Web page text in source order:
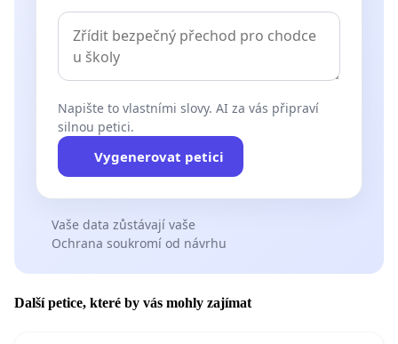
Napište to vlastními slovy. AI za vás připraví
silnou petici.
Vygenerovat petici
Vaše data zůstávají vaše
Ochrana soukromí od návrhu
Další petice, které by vás mohly zajímat